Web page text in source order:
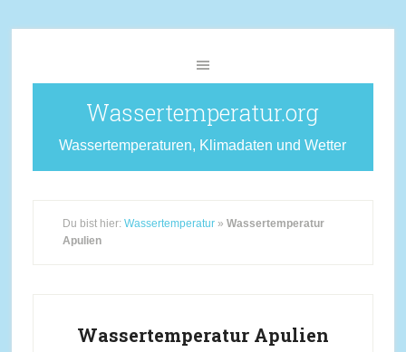
Wassertemperatur.org
Wassertemperaturen, Klimadaten und Wetter
Du bist hier: Wassertemperatur» Wassertemperatur
Apulien
Wassertemperatur Apulien